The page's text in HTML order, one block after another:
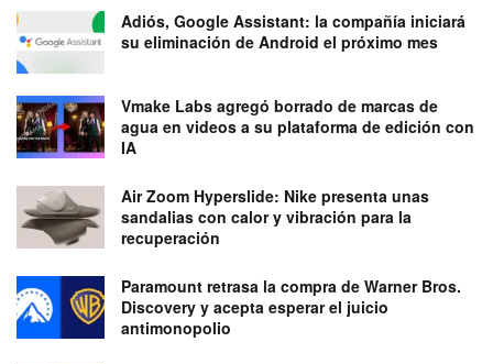
Adiós, Google Assistant: la compañía iniciará
su eliminación de Android el próximo mes
Vmake Labs agregó borrado de marcas de
agua en videos a su plataforma de edición con
IA
Air Zoom Hyperslide: Nike presenta unas
sandalias con calor y vibración para la
recuperación
Paramount retrasa la compra de Warner Bros.
Discovery y acepta esperar el juicio
antimonopolio